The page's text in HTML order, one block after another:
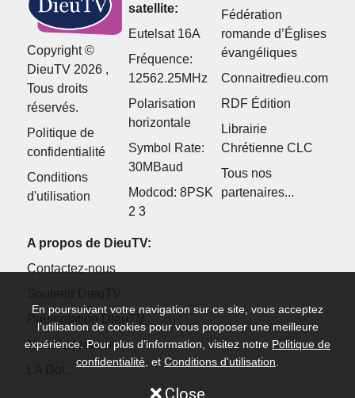
Copyright ©
DieuTV 2026 ,
Tous droits
réservés.
Politique de
confidentialité
Conditions
d'utilisation
satellite:
Eutelsat 16A
Fréquence:
12562.25MHz
Polarisation
horizontale
Symbol Rate:
30MBaud
Modcod: 8PSK
2 3
Fédération
romande d’Églises
évangéliques
Connaitredieu.com
RDF Édition
Librairie
Chrétienne CLC
Tous nos
partenaires...
A propos de DieuTV:
Contactez-nous
Présentation DieuTV
Nos Partenaires
En poursuivant votre navigation sur ce site, vous acceptez
l’utilisation de cookies pour vous proposer une meilleure
expérience. Pour plus d’information, visitez notre Politique de
confidentialité , et Conditions d'utilisation